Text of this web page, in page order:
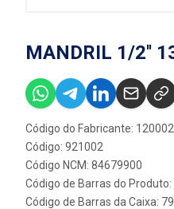
MANDRIL 1/2''
Código do Fabricante: 120002
Código: 921002
Código NCM: 84679900
Código de Barras do
Código de Barras da Caixa: